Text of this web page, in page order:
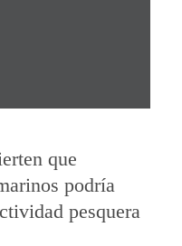
que
podría
pesquera